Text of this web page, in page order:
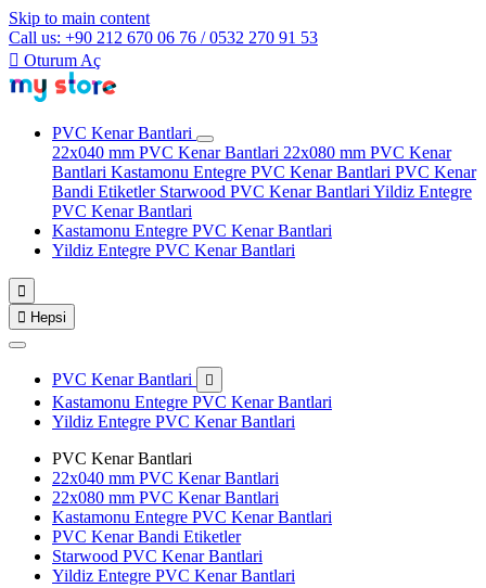
Skip to main content
Call us: +90 212 670 06 76 / 0532 270 91 53
 Oturum Aç
PVC Kenar Bantlari
22x040 mm PVC Kenar Bantlari 22x080 mm PVC Kenar
Bantlari Kastamonu Entegre PVC Kenar Bantlari PVC Kenar
Bandi Etiketler Starwood PVC Kenar Bantlari Yildiz Entegre
PVC Kenar Bantlari
Kastamonu Entegre PVC Kenar Bantlari
Yildiz Entegre PVC Kenar Bantlari

 Hepsi
PVC Kenar Bantlari 
Kastamonu Entegre PVC Kenar Bantlari
Yildiz Entegre PVC Kenar Bantlari
PVC Kenar Bantlari
22x040 mm PVC Kenar Bantlari
22x080 mm PVC Kenar Bantlari
Kastamonu Entegre PVC Kenar Bantlari
PVC Kenar Bandi Etiketler
Starwood PVC Kenar Bantlari
Yildiz Entegre PVC Kenar Bantlari